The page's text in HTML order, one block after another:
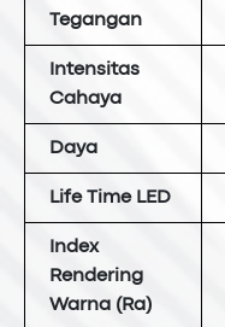
Tegangan
Intensitas
Cahaya
Daya
Life Time LED
Index
Rendering
Warna (Ra)